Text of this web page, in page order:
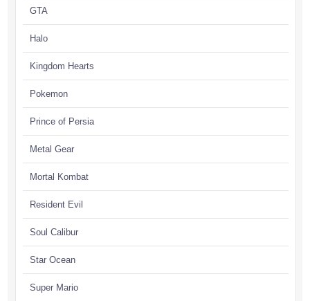
GTA
Halo
Kingdom Hearts
Pokemon
Prince of Persia
Metal Gear
Mortal Kombat
Resident Evil
Soul Calibur
Star Ocean
Super Mario